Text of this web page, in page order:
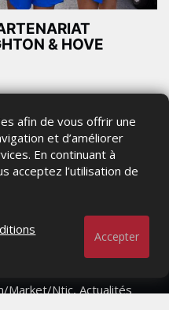
& HOVE
afin de vous offrir une
et d’améliorer
En continuant à
acceptez l’utilisation de
Accepter
Market/Ntic, Actualités